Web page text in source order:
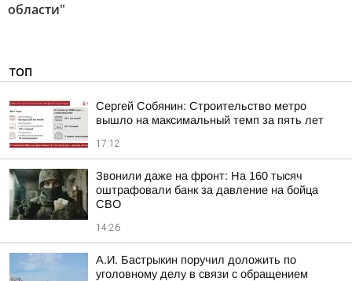
области"
ТОП
Сергей Собянин: Строительство метро
вышло на максимальный темп за пять лет
17:12
Звонили даже на фронт: На 160 тысяч
оштрафовали банк за давление на бойца
СВО
14:26
А.И. Бастрыкин поручил доложить по
уголовному делу в связи с обращением